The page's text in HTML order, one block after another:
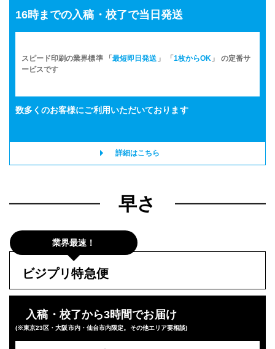
16時までの入稿・校了で当日発送
スピード印刷の業界標準 「 最短即日発送 」 「 1枚からOK 」 の定番サ
ービスです
数多くのお客様にご利用いただいております
詳細はこちら
早さ
業界最速！
ビジプリ特急便
入稿・校了から3時間でお届け
(※東京23区・大阪市内・仙台市内限定。その他エリア要相談)